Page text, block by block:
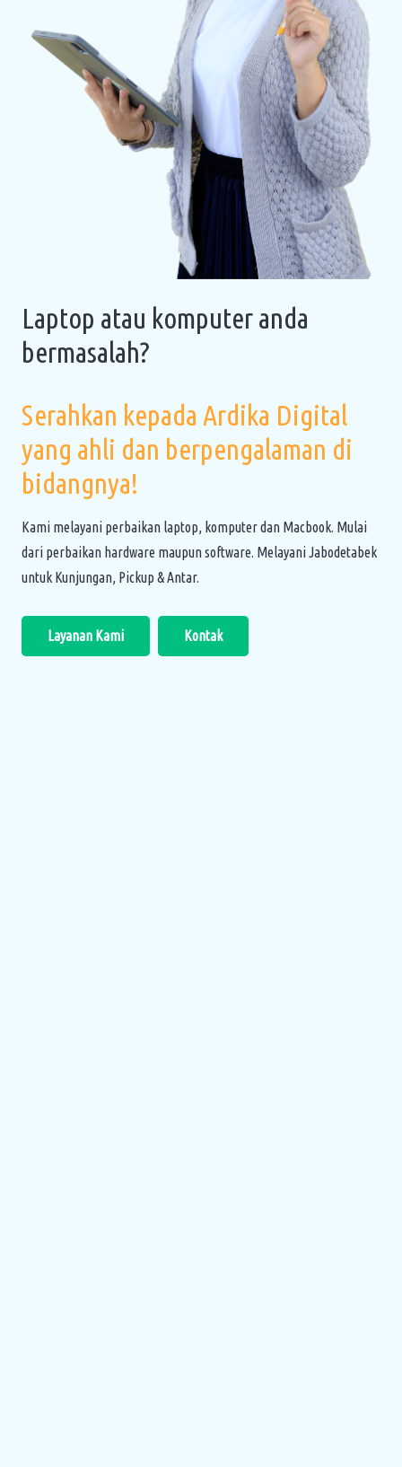
Laptop atau komputer anda
bermasalah?
Serahkan kepada Ardika Digital
yang ahli dan berpengalaman di
bidangnya!
Kami melayani perbaikan laptop, komputer dan Macbook. Mulai
dari perbaikan hardware maupun software. Melayani Jabodetabek
untuk Kunjungan, Pickup & Antar.
Layanan Kami Kontak